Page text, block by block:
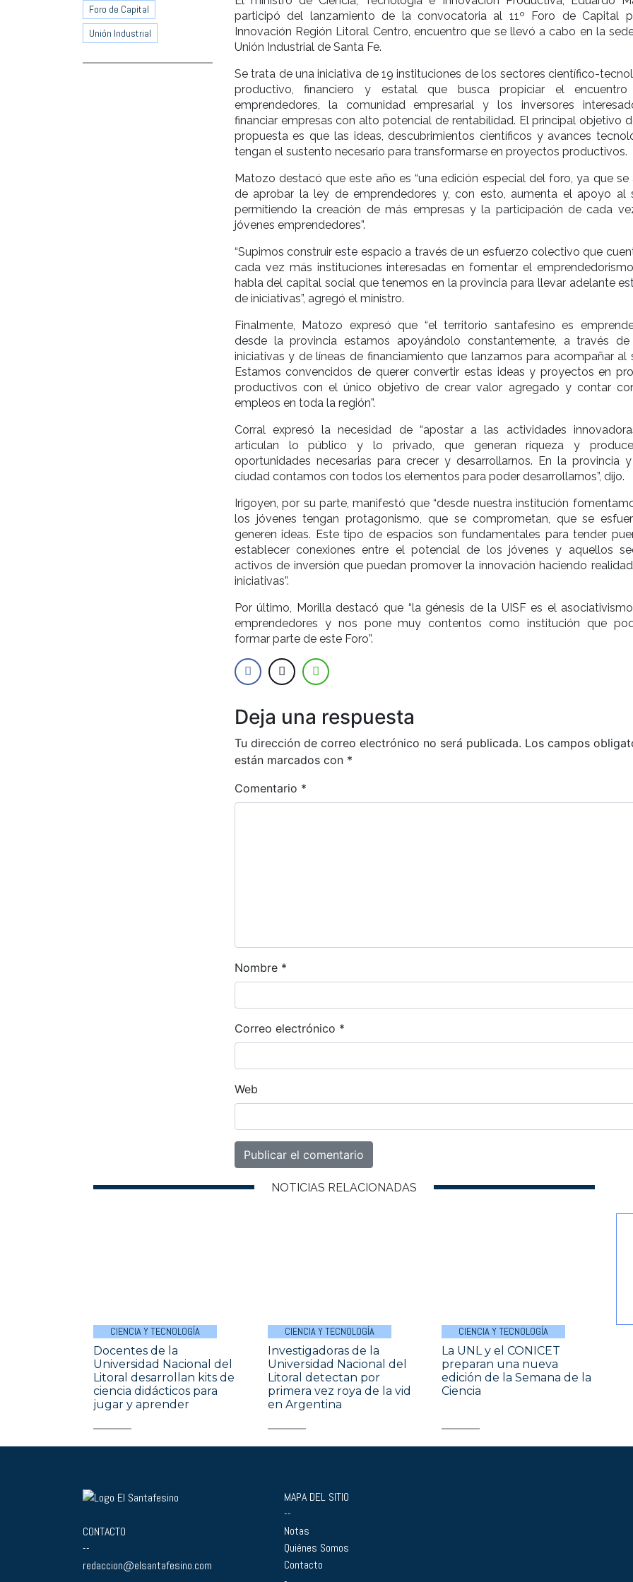
Foro de Capital
Unión Industrial
participó del lanzamiento de la convocatoria al 11º Foro de Capital
Innovación Región Litoral Centro, encuentro que se llevó a cabo en la
Unión Industrial de Santa Fe.
Se trata de una iniciativa de 19 instituciones de los sectores científico-
productivo, financiero y estatal que busca propiciar el encuentro
emprendedores, la comunidad empresarial y los inversores
financiar empresas con alto potencial de rentabilidad. El principal objetivo
propuesta es que las ideas, descubrimientos científicos y avances
tengan el sustento necesario para transformarse en proyectos productivos.
Matozo destacó que este año es “una edición especial del foro, ya que se
de aprobar la ley de emprendedores y, con esto, aumenta el apoyo al
permitiendo la creación de más empresas y la participación de cada
jóvenes emprendedores”.
“Supimos construir este espacio a través de un esfuerzo colectivo que
cada vez más instituciones interesadas en fomentar el
habla del capital social que tenemos en la provincia para llevar adelante
de iniciativas”, agregó el ministro.
Finalmente, Matozo expresó que “el territorio santafesino es
desde la provincia estamos apoyándolo constantemente, a través de
iniciativas y de líneas de financiamiento que lanzamos para acompañar al
Estamos convencidos de querer convertir estas ideas y proyectos en
productivos con el único objetivo de crear valor agregado y contar
empleos en toda la región”.
Corral expresó la necesidad de “apostar a las actividades
articulan lo público y lo privado, que generan riqueza y
oportunidades necesarias para crecer y desarrollarnos. En la provincia
ciudad contamos con todos los elementos para poder desarrollarnos”, dijo.
Irigoyen, por su parte, manifestó que “desde nuestra institución
los jóvenes tengan protagonismo, que se comprometan, que se
generen ideas. Este tipo de espacios son fundamentales para tender
establecer conexiones entre el potencial de los jóvenes y aquellos
activos de inversión que puedan promover la innovación haciendo
iniciativas”.
Por último, Morilla destacó que “la génesis de la UISF es el
emprendedores y nos pone muy contentos como institución que
formar parte de este Foro”.
Deja una respuesta
Tu dirección de correo electrónico no será publicada. Los campos
están marcados con *
Comentario *
Nombre *
Correo electrónico *
Web
NOTICIAS RELACIONADAS
CIENCIA Y TECNOLOGÍA
Docentes de la
Universidad Nacional del
Litoral desarrollan kits de
ciencia didácticos para
jugar y aprender
CIENCIA Y TECNOLOGÍA
Investigadoras de la
Universidad Nacional del
Litoral detectan por
primera vez roya de la vid
en Argentina
CIENCIA Y TECNOLOGÍA
La UNL y el CONICET
preparan una nueva
edición de la Semana de la
Ciencia
CONTACTO
--
redaccion@elsantafesino.com
MAPA DEL SITIO
--
Notas
Quiénes Somos
Contacto